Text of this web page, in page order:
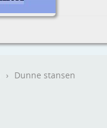
› Dunne stansen